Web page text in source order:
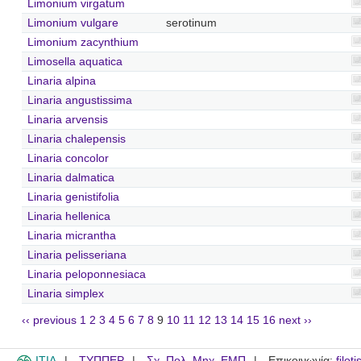
Limonium virgatum
Limonium vulgare
serotinum
Limonium zacynthium
Limosella aquatica
Linaria alpina
Linaria angustissima
Linaria arvensis
Linaria chalepensis
Linaria concolor
Linaria dalmatica
Linaria genistifolia
Linaria hellenica
Linaria micrantha
Linaria pelisseriana
Linaria peloponnesiaca
Linaria simplex
‹‹ previous 1 2 3 4 5 6 7 8 9 10 11 12 13 14 15 16 next ››